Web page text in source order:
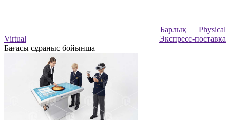
Барлық
Экспресс-поставка
Physical
Virtual
Бағасы сұраныс бойынша